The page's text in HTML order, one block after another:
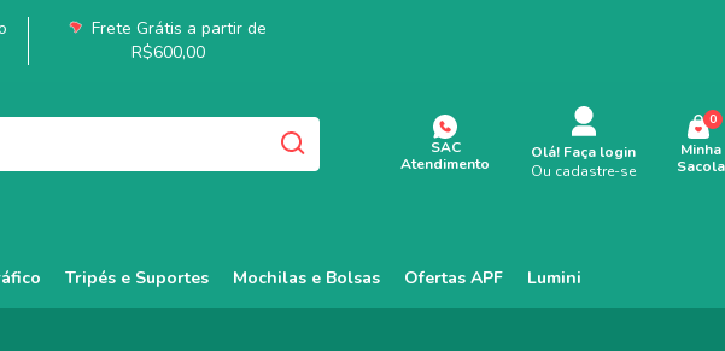
Frete Grátis a partir de
R$600,00
SAC
Atendimento
Olá! Faça login
Ou cadastre-se
Minha
Sacola
0
Tripés e Suportes Mochilas e Bolsas Ofertas APF Lumini